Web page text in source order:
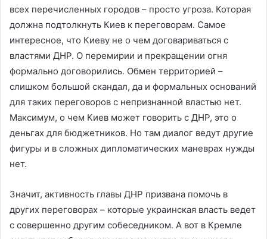
всех перечисленных городов – просто угроза. Которая
должна подтолкнуть Киев к переговорам. Самое
интересное, что Киеву не о чем договариваться с
властями ДНР. О перемирии и прекращении огня
формально договорились. Обмен территорией –
слишком большой скандал, да и формальных оснований
для таких переговоров с непризнанной властью нет.
Максимум, о чем Киев может говорить с ДНР, это о
деньгах для бюджетников. Но там диалог ведут другие
фигуры и в сложных дипломатических маневрах нужды
нет.
Значит, активность главы ДНР призвана помочь в
других переговорах – которые украинская власть ведет
с совершенно другим собеседником. А вот в Кремле